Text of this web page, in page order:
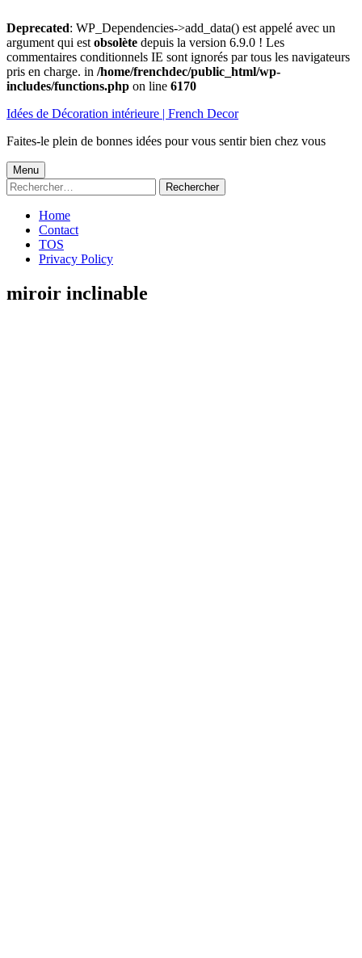
Deprecated: WP_Dependencies->add_data() est appelé avec un
argument qui est obsolète depuis la version 6.9.0 ! Les
commentaires conditionnels IE sont ignorés par tous les navigateurs
pris en charge. in /home/frenchdec/public_html/wp-
includes/functions.php on line 6170
au
Idées de Décoration intérieure | French Decor
Faites-le plein de bonnes idées pour vous sentir bien chez vous
Menu
principal
Menu
Rechercher :
Home
Contact
TOS
Privacy Policy
miroir inclinable